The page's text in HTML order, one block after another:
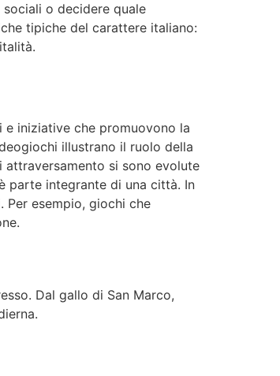
o decidere quale
tipiche del carattere italiano:
iniziative che promuovono la
illustrano il ruolo della
si sono evolute
parte integrante di una città. In
Per esempio, giochi che
Dal gallo di San Marco,